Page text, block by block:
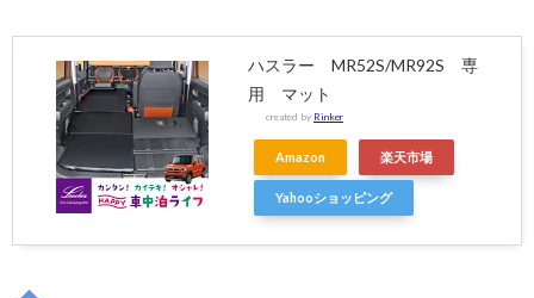
ハスラー MR52S/MR92S 専
用 マット
created by Rinker
Amazon 楽天市場
Yahooショッピング